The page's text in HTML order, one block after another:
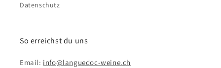
Datenschutz
So erreichst du uns
Email: info@languedoc-weine.ch